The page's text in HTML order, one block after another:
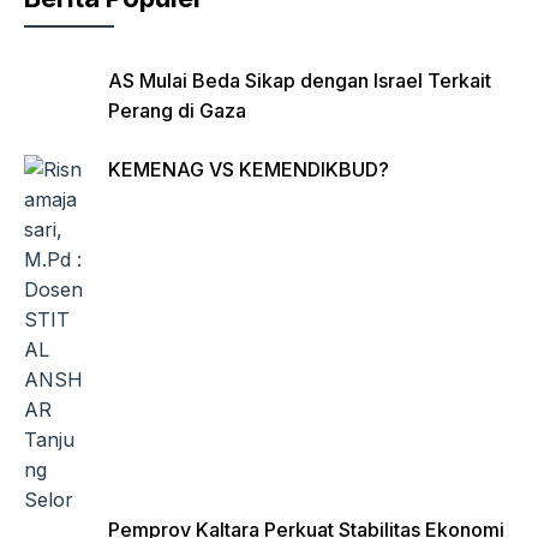
AS Mulai Beda Sikap dengan Israel Terkait
Perang di Gaza
KEMENAG VS KEMENDIKBUD?
Pemprov Kaltara Perkuat Stabilitas Ekonomi